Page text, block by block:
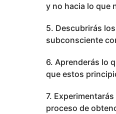
y no hacia lo que
5. Descubrirás
subconsciente
6. Aprenderás lo
que estos
7.
proceso de